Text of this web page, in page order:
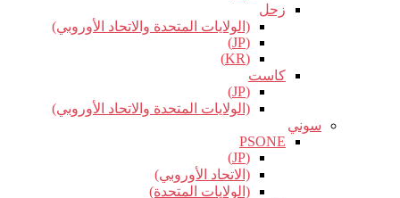
زحل
(الولايات المتحدة والاتحاد الأوروبي)
(JP)
(KR)
كاست
(JP)
(الولايات المتحدة والاتحاد الأوروبي)
سوني
PSONE
(JP)
(الاتحاد الأوروبي)
(الولايات المتحدة)